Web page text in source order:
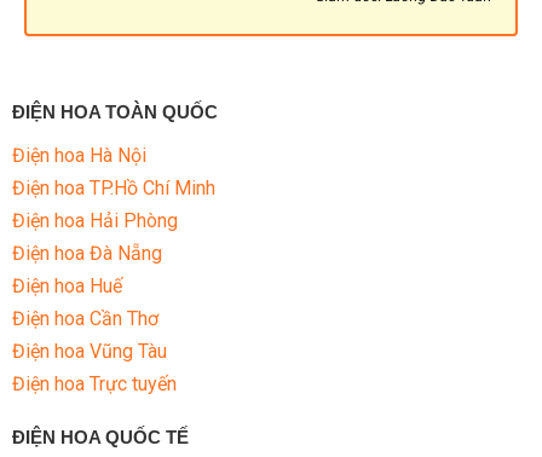
ĐIỆN HOA TOÀN QUỐC
Điện hoa Hà Nội
Điện hoa TP.Hồ Chí Minh
Điện hoa Hải Phòng
Điện hoa Đà Nẵng
Điện hoa Huế
Điện hoa Cần Thơ
Điện hoa Vũng Tàu
Điện hoa Trực tuyến
ĐIỆN HOA QUỐC TẾ